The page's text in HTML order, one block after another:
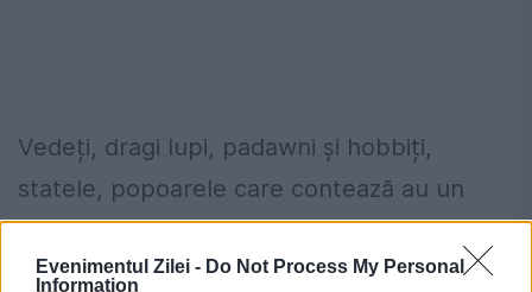
Evenimentul Zilei - Do Not Process My Personal
Information
Vedeți, dragi lupi, padawni și hobbiți,
statele, popoarele care contează au un
simbol național. Francezii, cocoșul galic.
Rușii, ursul. Evreii, steaua lui David. Și